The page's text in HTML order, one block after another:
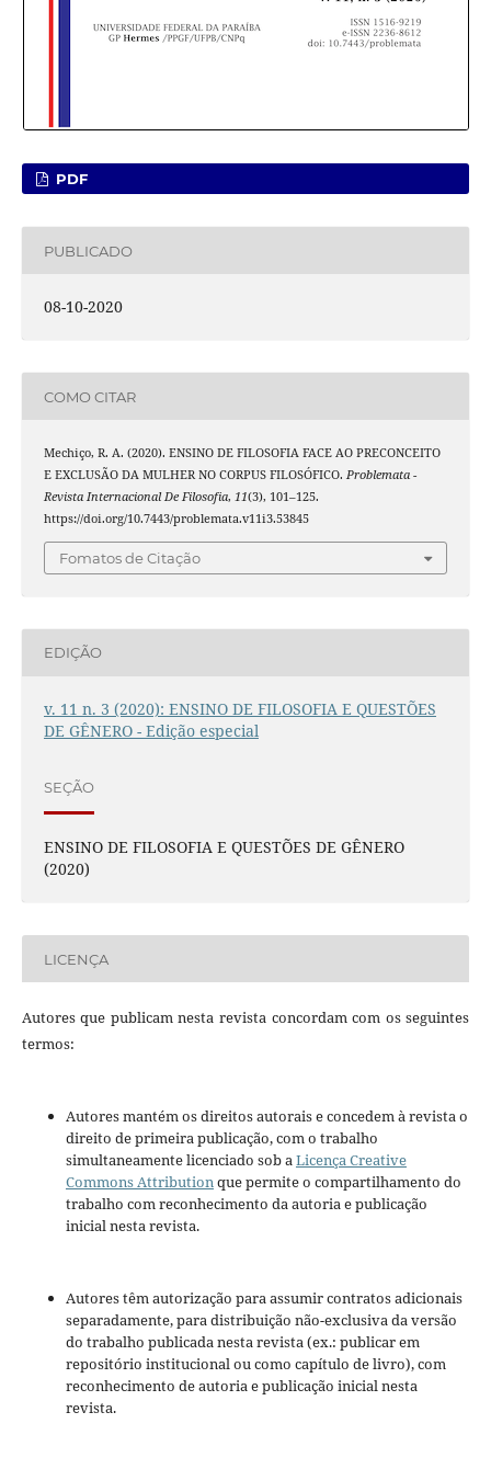
PDF
PUBLICADO
08-10-2020
COMO CITAR
Mechiço, R. A. (2020). ENSINO DE FILOSOFIA FACE AO PRECONCEITO
E EXCLUSÃO DA MULHER NO CORPUS FILOSÓFICO. Problemata -
Revista Internacional De Filosofia, 11(3), 101–125.
https://doi.org/10.7443/problemata.v11i3.53845
Fomatos de Citação
EDIÇÃO
v. 11 n. 3 (2020): ENSINO DE FILOSOFIA E QUESTÕES
DE GÊNERO - Edição especial
SEÇÃO
ENSINO DE FILOSOFIA E QUESTÕES DE GÊNERO
(2020)
LICENÇA
Autores que publicam nesta revista concordam com os seguintes
termos:
Autores mantém os direitos autorais e concedem à revista o
direito de primeira publicação, com o trabalho
simultaneamente licenciado sob aLicença Creative
Commons Attributionque permite o compartilhamento do
trabalho com reconhecimento da autoria e publicação
inicial nesta revista.
Autores têm autorização para assumir contratos adicionais
separadamente, para distribuição não-exclusiva da versão
do trabalho publicada nesta revista (ex.: publicar em
repositório institucional ou como capítulo de livro), com
reconhecimento de autoria e publicação inicial nesta
revista.